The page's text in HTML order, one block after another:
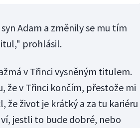
Adam a změnily se mu tím
prohlásil.
v Třinci vysněným titulem.
že v Třinci končím, přestože mi
že život je krátký a za tu kariéru
jestli to bude dobré, nebo